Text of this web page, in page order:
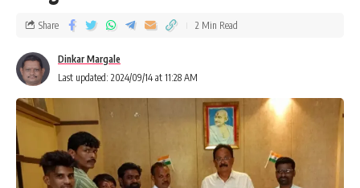
Last updated: 2024/09/14 at 11:28 AM
Dinkar Margale
Share 2 Min Read